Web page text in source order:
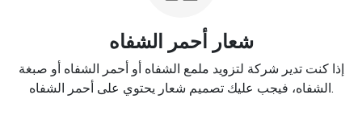
شعار أحمر الشفاه
إذا كنت تدير شركة لتزويد ملمع الشفاه أو أحمر الشفاه أو صبغة
الشفاه، فيجب عليك تصميم شعار يحتوي على أحمر الشفاه.